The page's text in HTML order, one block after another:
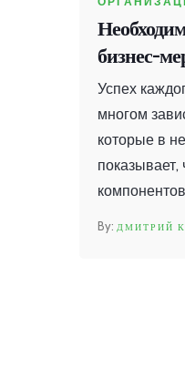
бизнес-
Успех
многом
которые в
ДМИТРИЙ